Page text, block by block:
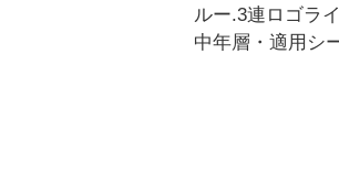
ルー.3連ロゴラ
中年層・適用シ